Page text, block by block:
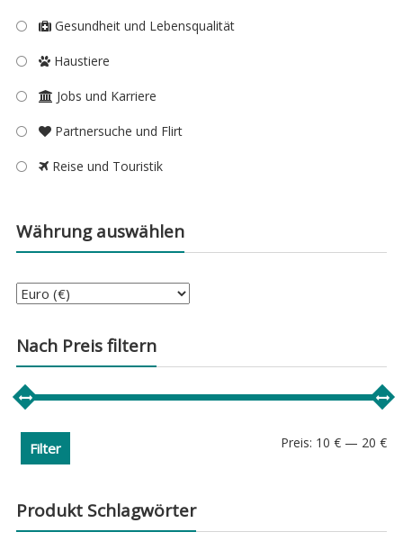
Gesundheit und Lebensqualität
Haustiere
Jobs und Karriere
Partnersuche und Flirt
Reise und Touristik
Währung auswählen
Nach Preis filtern
Filter Preis: 10 € — 20 €
Produkt Schlagwörter